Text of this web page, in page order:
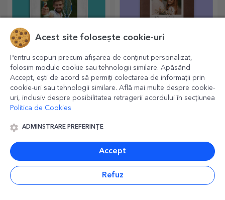
Tricouri sport
personalizate
Bucură-te de sportul pe care
îl practici cu un tricou
personalizat, cu nume sau
poză, el poate ajunge
Agende din piele
personalizate color
Idei, planuri sau gânduri?
Scrie-le pe toate într-o
agendă personalizată și
Acest site folosește cookie-uri
Pentru scopuri precum afișarea de conținut personalizat,
folosim module cookie sau tehnologii similare. Apăsând
Accept, ești de acord să permiți colectarea de informații prin
cookie-uri sau tehnologii similare. Află mai multe despre cookie-
uri, inclusiv despre posibilitatea retragerii acordului în secțiunea
Politica de Cookies
ADMINSTRARE PREFERINȚE
Accept
Refuz